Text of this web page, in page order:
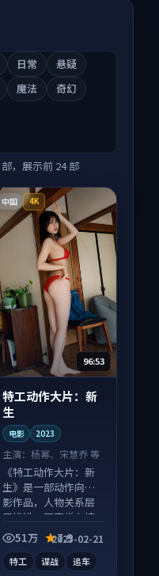
日常
悬疑
魔法
奇幻
部，展示前 24部
中国 4K
96:53
特工动作大片：新
生
电影 2023
主演：杨幂、宋慧乔 等
《特工动作大片：新
生》是一部动作向电
影作品，人物关系层
层推进，尾声常有情
绪落点。
51万 7.9
2025-02-21
特工 谍战 追车